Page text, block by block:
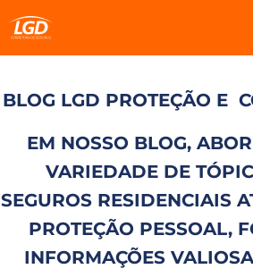
BLOG LGD PROTEÇÃO E
EM NOSSO BLOG,
VARIEDADE DE
SEGUROS RESIDENCIAIS
PROTEÇÃO PESSOAL,
INFORMAÇÕES